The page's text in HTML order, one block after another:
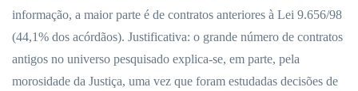
informação, a maior parte é de contratos anteriores à Lei 9.656/98
(44,1% dos acórdãos). Justificativa: o grande número de contratos
antigos no universo pesquisado explica-se, em parte, pela
morosidade da Justiça, uma vez que foram estudadas decisões de